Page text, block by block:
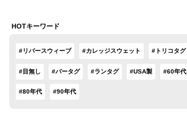
HOTキーワード
#リバースウィーブ #カレッジスウェット #トリコタグ
#目無し #バータグ #ランタグ #USA製 #60年代
#80年代 #90年代